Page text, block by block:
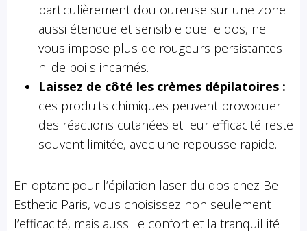
particulièrement douloureuse sur une zone
aussi étendue et sensible que le dos, ne
vous impose plus de rougeurs persistantes
ni de poils incarnés.
Laissez de côté les crèmes dépilatoires :
ces produits chimiques peuvent provoquer
des réactions cutanées et leur efficacité reste
souvent limitée, avec une repousse rapide.
En optant pour l’épilation laser du dos chez Be
Esthetic Paris, vous choisissez non seulement
l’efficacité, mais aussi le confort et la tranquillité